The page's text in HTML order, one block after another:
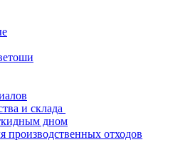
и склада
дном
производственных отходов